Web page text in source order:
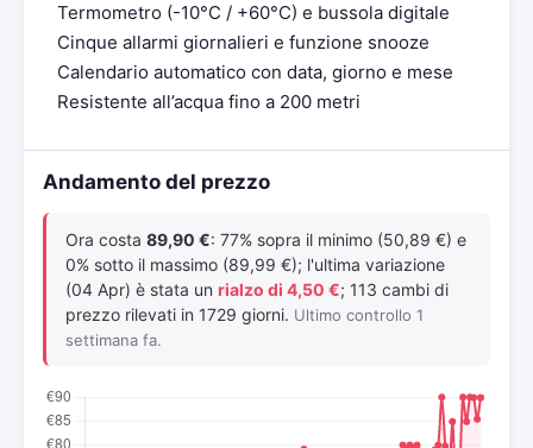
Termometro (-10°C / +60°C) e bussola digitale
Cinque allarmi giornalieri e funzione snooze
Calendario automatico con data, giorno e mese
Resistente all’acqua fino a 200 metri
Andamento del prezzo
Ora costa 89,90 €: 77% sopra il minimo (50,89 €) e
0% sotto il massimo (89,99 €); l'ultima variazione
(04 Apr) è stata un rialzo di 4,50 €; 113 cambi di
prezzo rilevati in 1729 giorni. Ultimo controllo 1
settimana fa.